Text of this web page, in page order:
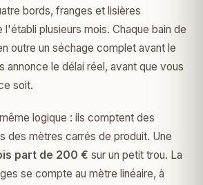
bords, franges et lisières
plusieurs mois. Chaque bain de
outre un séchage complet avant le
annonce le délai réel, avant que vous
soit.
logique : ils comptent des
des mètres carrés de produit. Une
part de 200 € sur un petit trou. La
se compte au mètre linéaire, à